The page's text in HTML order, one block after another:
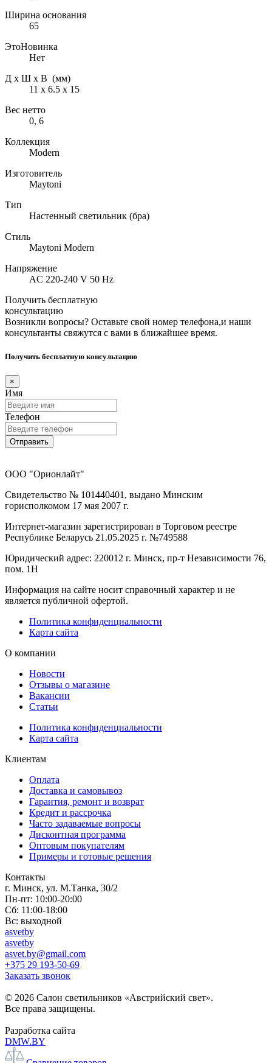
Ширина основания
65
ЭтоНовинка
Нет
Д х Ш х В (мм)
11 х 6.5 х 15
Вес нетто
0, 6
Коллекция
Modern
Изготовитель
Maytoni
Тип
Настенный светильник (бра)
Стиль
Maytoni Modern
Напряжение
AC 220-240 V 50 Hz
Получить бесплатную
консультацию
Возникли вопросы? Оставьте свой номер телефона,и наши
консультанты свяжутся с вами в ближайшее время.
Получить бесплатную консультацию
×
Имя
Телефон
Отправить
ООО "Орионлайт"
Свидетельство № 101440401, выдано Минским
горисполкомом 17 мая 2007 г.
Интернет-магазин зарегистрирован в Торговом реестре
Республике Беларусь 21.05.2025 г. №749588
Юридический адрес: 220012 г. Минск, пр-т Независимости 76,
пом. 1Н
Информация на сайте носит справочный характер и не
является публичной офертой.
Политика конфиденциальности
Карта сайта
О компании
Новости
Отзывы о магазине
Вакансии
Статьи
Политика конфиденциальности
Карта сайта
Клиентам
Оплата
Доставка и самовывоз
Гарантия, ремонт и возврат
Кредит и рассрочка
Часто задаваемые вопросы
Дисконтная программа
Оптовым покупателям
Примеры и готовые решения
Контакты
г. Минск, ул. М.Танка, 30/2
Пн-пт: 10:00-20:00
Сб: 11:00-18:00
Вс: выходной
asvetby
asvetby
asvet.by@gmail.com
+375 29 193-50-69
Заказать звонок
© 2026 Салон светильников «Австрийский свет».
Все права защищены.
Разработка сайта
DMW.BY